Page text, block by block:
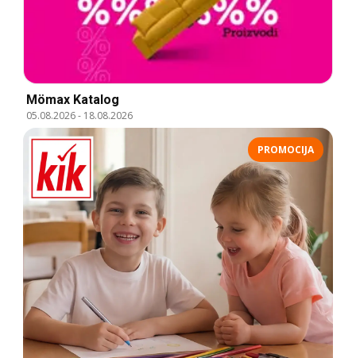
Mömax Katalog
05.08.2026- 18.08.2026
PROMOCIJA